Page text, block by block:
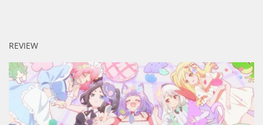
REVIEW